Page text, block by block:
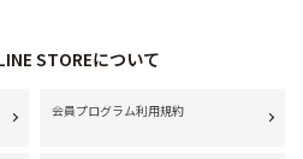
STOREについて
会員プログラム利用規約